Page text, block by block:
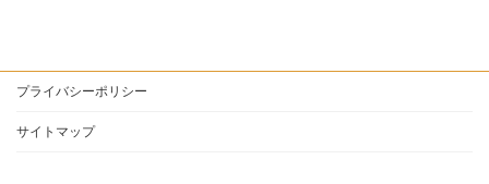
プライバシーポリシー
サイトマップ